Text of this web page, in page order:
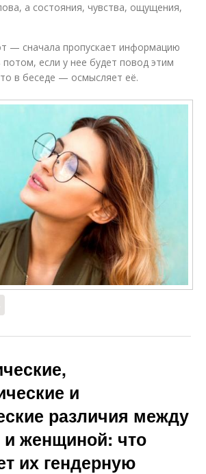
а состояния, чувства, ощущения,
— сначала пропускает информацию
если у нее будет повод этим
в беседе — осмысляет её.
и
различия между
женщиной: что
их гендерную